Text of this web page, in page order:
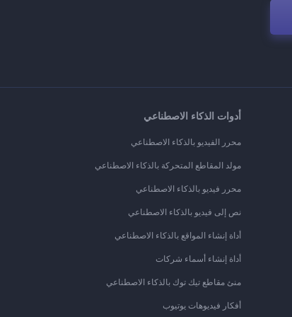
أدوات الذكاء الاصطناعي
محرر الفيديو بالذكاء الاصطناعي
مولد المقاطع المتحركة بالذكاء الاصطناعي
محرر فيديو بالذكاء الاصطناعي
نص إلى فيديو بالذكاء الاصطناعي
أداة إنشاء المواقع بالذكاء الاصطناعي
أداة إنشاء أسماء شركات
منئ مقاطع تيك توك بالذكاء الاصطناعي
أفكار فيديوهات يوتيوب